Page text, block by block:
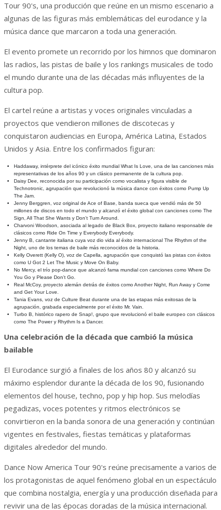
Tour 90's, una producción que reúne en un mismo escenario a
algunas de las figuras más emblemáticas del eurodance y la
música dance que marcaron a toda una generación.
El evento promete un recorrido por los himnos que dominaron
las radios, las pistas de baile y los rankings musicales de todo
el mundo durante una de las décadas más influyentes de la
cultura pop.
El cartel reúne a artistas y voces originales vinculadas a
proyectos que vendieron millones de discotecas y
conquistaron audiencias en Europa, América Latina, Estados
Unidos y Asia. Entre los confirmados figuran:
Haddaway, intérprete del icónico éxito mundial What Is Love, una de las canciones más
representativas de los años 90 y un clásico permanente de la cultura pop.
Daisy Dee, reconocida por su participación como vocalista y figura visible de
Technotronic, agrupación que revolucionó la música dance con éxitos como Pump Up
The Jam.
Jenny Berggren, voz original de Ace of Base, banda sueca que vendió más de 50
millones de discos en todo el mundo y alcanzó el éxito global con canciones como The
Sign, All That She Wants y Don't Turn Around.
Charvoni Woodson, asociada al legado de Black Box, proyecto italiano responsable de
clásicos como Ride On Time y Everybody Everybody.
Jenny B, cantante italiana cuya voz dio vida al éxito internacional The Rhythm of the
Night, uno de los temas de baile más reconocidos de la historia.
Kelly Overett (Kelly O), voz de Capella, agrupación que conquistó las pistas con éxitos
como U Got 2 Let The Music y Move On Baby.
No Mercy, el trío pop-dance que alcanzó fama mundial con canciones como Where Do
You Go y Please Don't Go.
Real McCoy, proyecto alemán detrás de éxitos como Another Night, Run Away y Come
and Get Your Love.
Tania Evans, voz de Culture Beat durante una de las etapas más exitosas de la
agrupación, grabada especialmente por el éxito Mr. Vain.
Turbo B, histórico rapero de Snap!, grupo que revolucionó el baile europeo con clásicos
como The Power y Rhythm Is a Dancer.
Una celebración de la década que cambió la música
bailable
El Eurodance surgió a finales de los años 80 y alcanzó su
máximo esplendor durante la década de los 90, fusionando
elementos del house, techno, pop y hip hop. Sus melodías
pegadizas, voces potentes y ritmos electrónicos se
convirtieron en la banda sonora de una generación y continúan
vigentes en festivales, fiestas temáticas y plataformas
digitales alrededor del mundo.
Dance Now America Tour 90's reúne precisamente a varios de
los protagonistas de aquel fenómeno global en un espectáculo
que combina nostalgia, energía y una producción diseñada para
revivir una de las épocas doradas de la música internacional.